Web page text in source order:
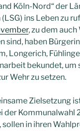
Köln-Nord“ der
ins Leben zu
, zu dem
sind, haben
Longerich,
bekundet, um
Wehr zu setzen.
Zielsetzung
der
sollen in ihren